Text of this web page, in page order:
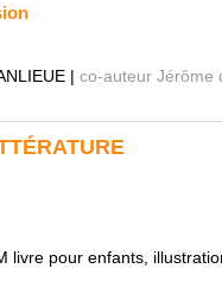
| co-auteur Jérôme
livre pour enfants,